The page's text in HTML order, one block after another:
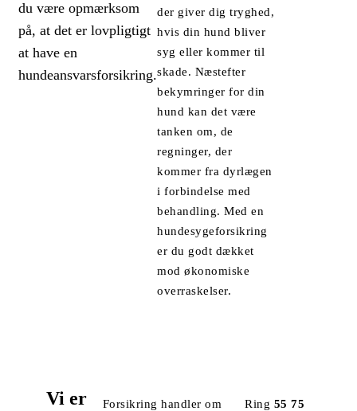
du være opmærksom
på, at det er lovpligtigt
at have en
hundeansvarsforsikring.
der giver dig tryghed,
hvis din hund bliver
syg eller kommer til
skade. Næstefter
bekymringer for din
hund kan det være
tanken om, de
regninger, der
kommer fra dyrlægen
i forbindelse med
behandling. Med en
hundesygeforsikring
er du godt dækket
mod økonomiske
overraskelser.
Vi er
Forsikring handler om
Ring 55 75